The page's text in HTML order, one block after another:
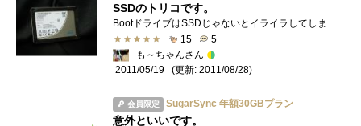
SSDのトリコです。
BootドライブはSSDじゃないとイライラしてしまいます。もう離れられません！特にAdobeCS5等の起動や処理は非常に速いです。この快適さを味わって�...
15
5
も～ちゃんさん
2011/05/19
(更新: 2011/08/28)
会員限定 SugarSync 年額30GBプラン
意外といいです。